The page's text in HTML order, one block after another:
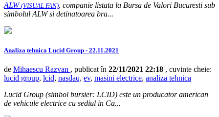
ALW(VISUAL FAN) , companie listata la Bursa de Valori Bucuresti sub
simbolul ALW si detinatoarea bra...
Analiza tehnica Lucid Group - 22.11.2021
de Mihaescu Razvan , publicat în 22/11/2021 22:18 , cuvinte cheie:
lucid group, lcid, nasdaq, ev, masini electrice, analiza tehnica
Lucid Group (simbol bursier: LCID) este un producator american
de vehicule electrice cu sediul in Ca...